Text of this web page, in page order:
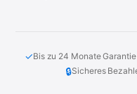
✓Bis zu 24 Monate Garantie
🔒Sicheres